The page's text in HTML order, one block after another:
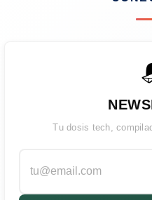
Tu dosis tech,